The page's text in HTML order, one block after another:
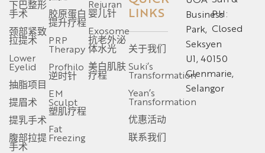
下巴整形
手术
颈部紧致
拉提术
Lower
Eyelid
抽脂项目
提眉术
提乳手术
腹部拉提
手术
胶原蛋白
提升疗程
PRP
Therapy
Profhilo
逆时针
EM
Sculpt
塑肌疗程
Fat
Freezing
Rejuran
婴儿针
Exosome
抗老外泌
体水光
美白肌肤
疗程
LINKS
关于我们
Suki’s
Transformation
Yean’s
Transformation
优惠活动
联系我们
Business
Park,
Seksyen
U1, 40150
Glenmarie,
Selangor
PH:
Closed